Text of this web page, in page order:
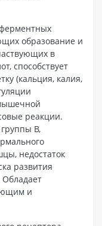
образование и
в
способствует
(кальция, калия,
реакции.
В,
недостаток
развития
и